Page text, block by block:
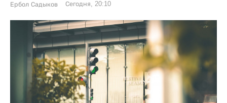
Ербол Садыков Сегодня, 20:10